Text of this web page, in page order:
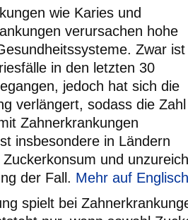
wie Karies und
verursachen hohe
Zwar ist
in den letzten 30
jedoch hat sich die
verlängert, sodass die Zahl
Zahnerkrankungen
insbesondere in Ländern
und
der Fall. Mehr auf Englisch
spielt bei